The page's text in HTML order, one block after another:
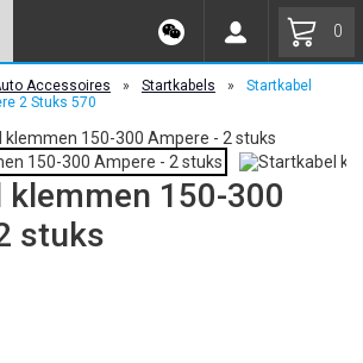
0
Accessoires » Startkabels »
Startkabel
2 Stuks 570
150-300
stuks